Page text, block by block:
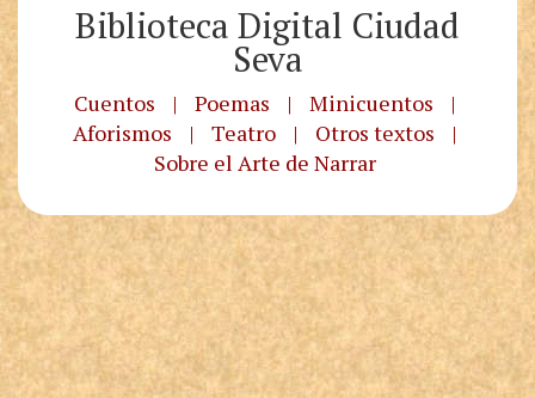
Biblioteca Digital Ciudad
Seva
Cuentos | Poemas | Minicuentos
|
Aforismos
| Teatro | Otros textos
|
Sobre el Arte de Narrar